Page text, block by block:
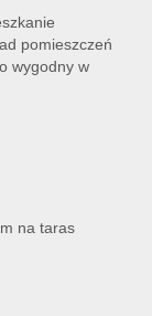
pomieszczeń
wygodny w
na taras